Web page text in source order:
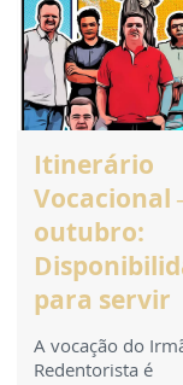
Itinerário
Vocacional
outubro:
para servir
A vocação do
Redentorista é